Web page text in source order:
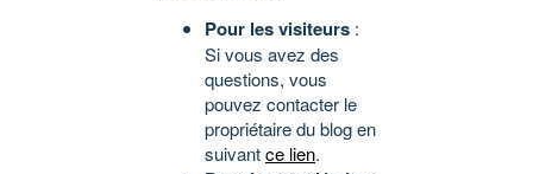
Pour les visiteurs :
Si vous avez des
questions, vous
pouvez contacter le
propriétaire du blog en
suivantce lien.